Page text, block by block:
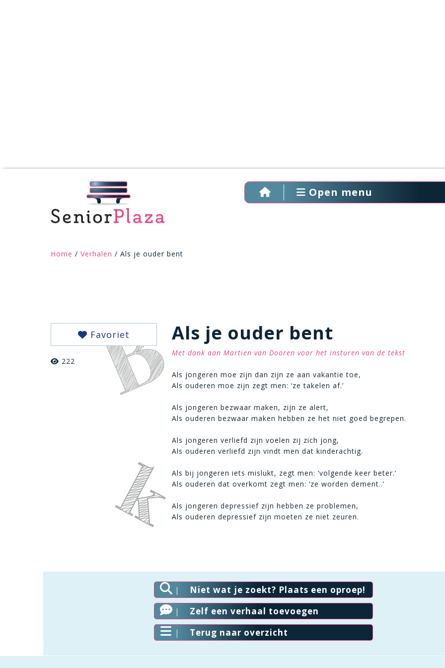
Open menu
Home / Verhalen / Als je ouder bent
Favoriet
222
Als je ouder bent
Met dank aan Martien van Dooren voor het insturen van de tekst
Als jongeren moe zijn dan zijn ze aan vakantie toe,
Als ouderen moe zijn zegt men: ‘ze takelen af.’
Als jongeren bezwaar maken, zijn ze alert,
Als ouderen bezwaar maken hebben ze het niet goed begrepen.
Als jongeren verliefd zijn voelen zij zich jong,
Als ouderen verliefd zijn vindt men dat kinderachtig.
Als bij jongeren iets mislukt, zegt men: ‘volgende keer beter.’
Als ouderen dat overkomt zegt men: ‘ze worden dement..’
Als jongeren depressief zijn hebben ze problemen,
Als ouderen depressief zijn moeten ze niet zeuren.
Niet wat je zoekt? Plaats een oproep!
Zelf een verhaal toevoegen
Terug naar overzicht